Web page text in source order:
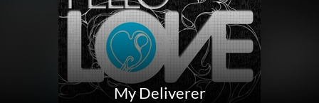
My Deliverer